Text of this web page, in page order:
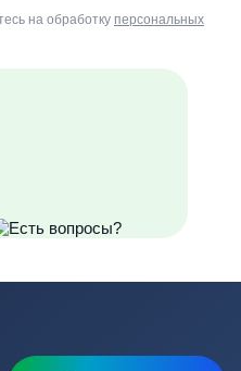
на обработку персональных